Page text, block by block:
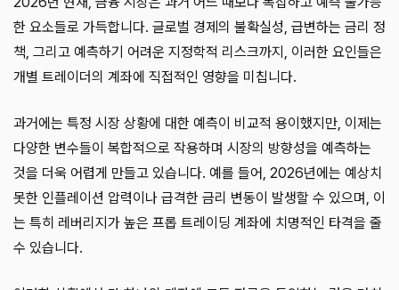
한 요소들로 가득합니다. 글로벌 경제의 불확실성, 급변하는 금리 정
책, 그리고 예측하기 어려운 지정학적 리스크까지, 이러한 요인들은
개별 트레이더의 계좌에 직접적인 영향을 미칩니다.
과거에는 특정 시장 상황에 대한 예측이 비교적 용이했지만, 이제는
다양한 변수들이 복합적으로 작용하며 시장의 방향성을 예측하는
것을 더욱 어렵게 만들고 있습니다. 예를 들어, 2026년에는 예상치
못한 인플레이션 압력이나 급격한 금리 변동이 발생할 수 있으며, 이
는 특히 레버리지가 높은 프롭 트레이딩 계좌에 치명적인 타격을 줄
수 있습니다.